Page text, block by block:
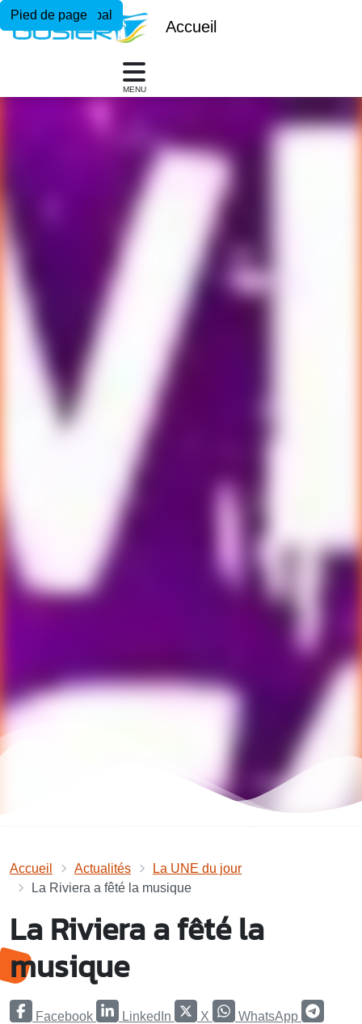
Menu principal
Contenu principal
Pied de page
Accueil
MENU
Accueil Actualités
La UNE du jour
La Riviera a fêté la musique
La Riviera a fêté la
musique
Facebook LinkedIn X WhatsApp